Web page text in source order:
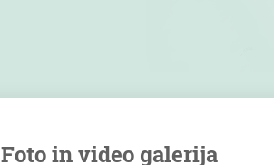
Foto in video galerija